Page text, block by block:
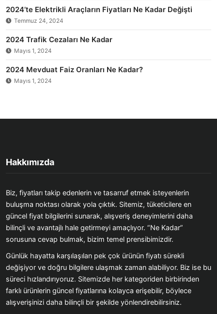
2024’te Elektrikli Araçların Fiyatları Ne Kadar Değişti
Temmuz 24, 2024
2024 Trafik Cezaları Ne Kadar
Mayıs 1, 2024
2024 Mevduat Faiz Oranları Ne Kadar?
Mayıs 1, 2024
Hakkımızda
Biz, fiyatları takip edenlerin ve tasarruf etmek isteyenlerin
buluşma noktası olarak yola çıktık. Sitemiz, tüketicilere en
güncel fiyat bilgilerini sunarak, alışveriş deneyimlerini daha
bilinçli ve avantajlı hale getirmeyi amaçlıyor. “Ne Kadar”
sorusuna cevap bulmak, bizim temel prensibimizdir.
Günlük hayatta karşılaşılan pek çok ürünün fiyatı sürekli
değişiyor ve doğru bilgilere ulaşmak zaman alabiliyor. Biz ise bu
süreci hızlandırıyoruz. Sitemizde her kategoriden birbirinden
farklı ürünlerin güncel fiyatlarına kolayca erişebilir, böylece
alışverişinizi daha bilinçli bir şekilde yönlendirebilirsiniz.